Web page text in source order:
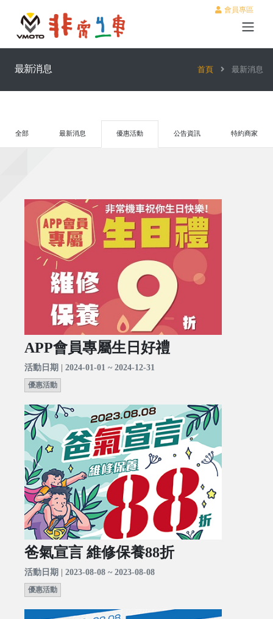
會員專區
最新消息 首頁 最新消息
全部 最新消息 優惠活動 公告資訊 特約商家
APP會員專屬生日好禮
活動日期 | 2024-01-01 ~ 2024-12-31
優惠活動
爸氣宣言 維修保養88折
活動日期 | 2023-08-08 ~ 2023-08-08
優惠活動